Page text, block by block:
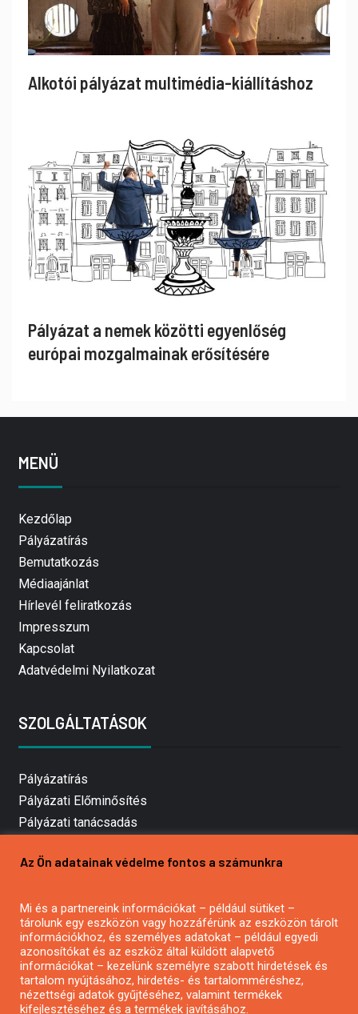
Alkotói pályázat multimédia-kiállításhoz
Pályázat a nemek közötti egyenlőség
európai mozgalmainak erősítésére
MENÜ
Kezdőlap
Pályázatírás
Bemutatkozás
Médiaajánlat
Hírlevél feliratkozás
Impresszum
Kapcsolat
Adatvédelmi Nyilatkozat
SZOLGÁLTATÁSOK
Pályázatírás
Pályázati Előminősítés
Pályázati tanácsadás
Mezőgazdasági pályázatírás
Pályázatírás civil szervezeteknek
Pályázatírás önkormányzatoknak
Pályázatfigyelés
Specifikus pályázatfigyelés vagy hírlevél
Az Ön adatainak védelme fontos a számunkra
Mi és a partnereink információkat – például sütiket –
tárolunk egy eszközön vagy hozzáférünk az eszközön tárolt
információkhoz, és személyes adatokat – például egyedi
azonosítókat és az eszköz által küldött alapvető
információkat – kezelünk személyre szabott hirdetések és
tartalom nyújtásához, hirdetés- és tartalomméréshez,
nézettségi adatok gyűjtéséhez, valamint termékek
kifejlesztéséhez és a termékek javításához.